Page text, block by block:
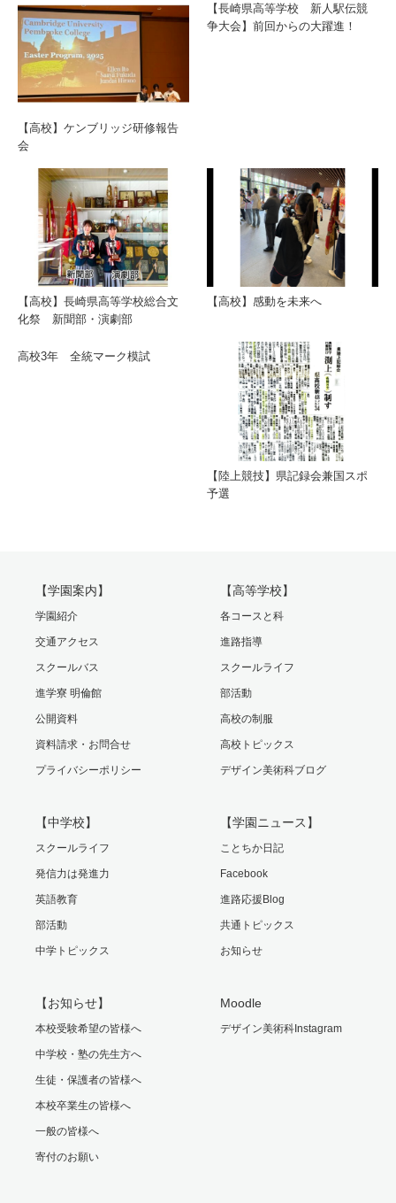
【高校】ケンブリッジ研修報告
会
【長崎県高等学校 新人駅伝競
争大会】前回からの大躍進！
【高校】長崎県高等学校総合文
化祭 新聞部・演劇部
【高校】感動を未来へ
高校3年 全統マーク模試
【陸上競技】県記録会兼国スポ
予選
【学園案内】
学園紹介
交通アクセス
スクールバス
進学寮 明倫館
公開資料
資料請求・お問合せ
プライバシーポリシー
【高等学校】
各コースと科
進路指導
スクールライフ
部活動
高校の制服
高校トピックス
デザイン美術科ブログ
【中学校】
スクールライフ
発信力は発進力
英語教育
部活動
中学トピックス
【学園ニュース】
ことちか日記
Facebook
進路応援Blog
共通トピックス
お知らせ
【お知らせ】
本校受験希望の皆様へ
中学校・塾の先生方へ
生徒・保護者の皆様へ
本校卒業生の皆様へ
一般の皆様へ
寄付のお願い
Moodle
デザイン美術科Instagram